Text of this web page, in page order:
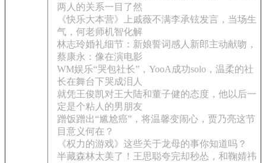
两人的关系一目了然
《快乐大本营》上戚薇不满李承铉发言，当场生
气，何老师机智化解
林志玲婚礼细节：新娘誓词感人新郎主动献吻，
蔡康永：像在演电影
WM娱乐“哭包社长”，YooA成功solo，温柔的社
长在舞台下哭成泪人
就凭王俊凯对王大陆和董子健的态度，他以后一
定是个粘人的男朋友
蹭饭蹭出“尴尬癌”，将温馨变闹心，贾乃亮这节
目意义何在？
《权力的游戏》这些关于龙母的事你知道吗？
半藏森林太美了！王思聪夸完却秒怂，和鞠婧祎